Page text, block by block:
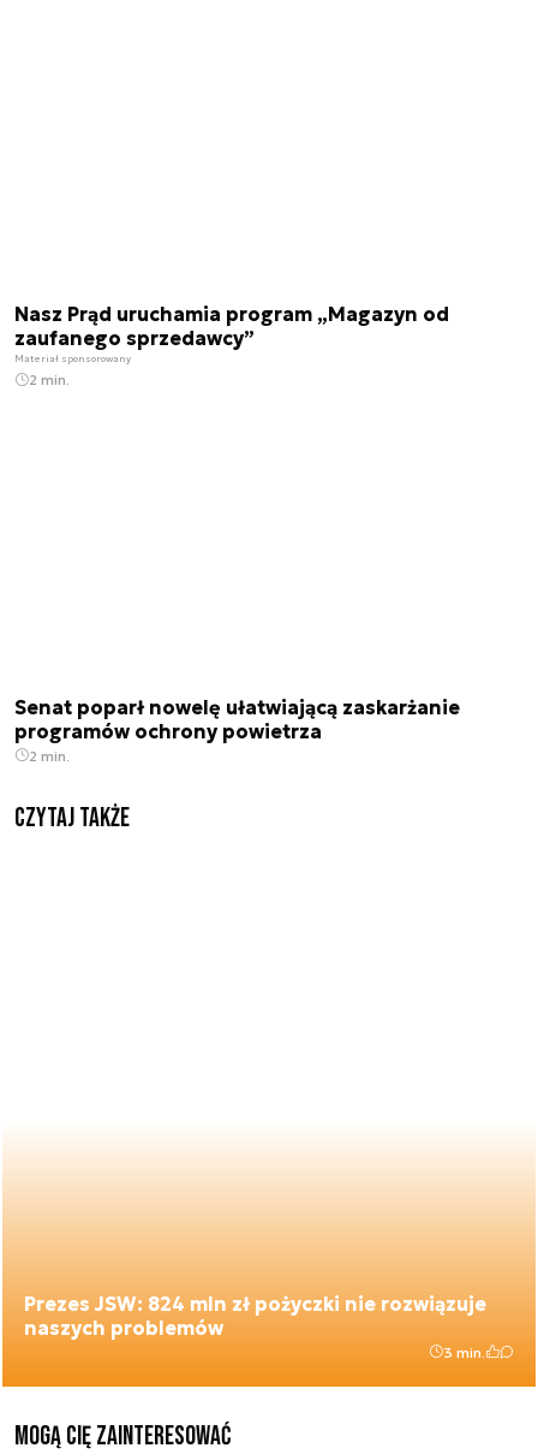
Nasz Prąd uruchamia program „Magazyn od
zaufanego sprzedawcy”
Materiał sponsorowany
2 min.
Senat poparł nowelę ułatwiającą zaskarżanie
programów ochrony powietrza
2 min.
Czytaj także
Prezes JSW: 824 mln zł pożyczki nie rozwiązuje
naszych problemów
3 min.
Mogą Cię zainteresować